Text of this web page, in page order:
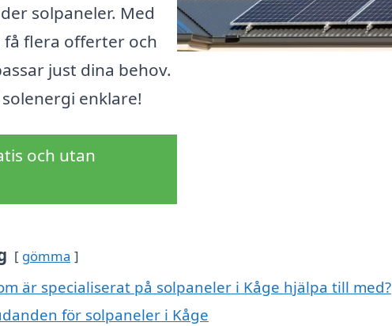
solpaneler. Med
få flera offerter och
just dina behov.
enklare!
och utan
gömma
är specialiserat på solpaneler i Kåge hjälpa till med?
för solpaneler i Kåge